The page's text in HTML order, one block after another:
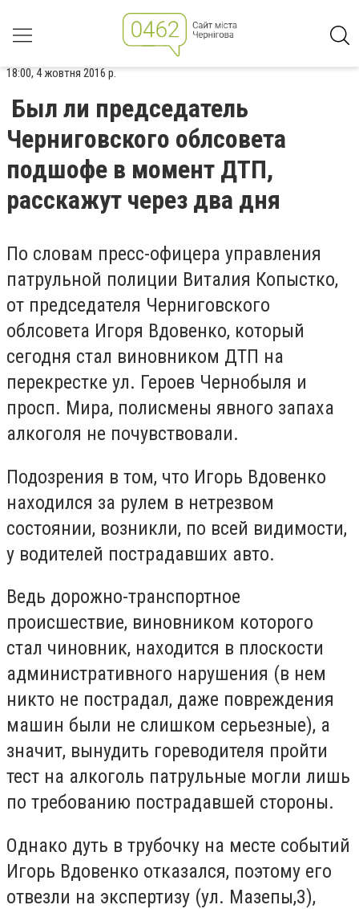
18:00, 4 жовтня 2016 р.
Был ли председатель
Черниговского облсовета
подшофе в момент ДТП,
расскажут через два дня
По словам пресс-офицера управления
патрульной полиции Виталия Копыстко,
от председателя Черниговского
облсовета Игоря Вдовенко, который
сегодня стал виновником ДТП на
перекрестке ул. Героев Чернобыля и
просп. Мира, полисмены явного запаха
алкоголя не почувствовали.
Подозрения в том, что Игорь Вдовенко
находился за рулем в нетрезвом
состоянии, возникли, по всей видимости,
у водителей пострадавших авто.
Ведь дорожно-транспортное
происшествие, виновником которого
стал чиновник, находится в плоскости
административного нарушения (в нем
никто не пострадал, даже повреждения
машин были не слишком серьезные), а
значит, вынудить гореводителя пройти
тест на алкоголь патрульные могли лишь
по требованию пострадавшей стороны.
Однако дуть в трубочку на месте событий
Игорь Вдовенко отказался, поэтому его
отвезли на экспертизу (ул. Мазепы,3),